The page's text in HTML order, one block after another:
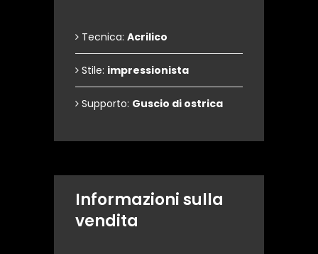
Tecnica: Acrilico
Stile: impressionista
Supporto: Guscio di ostrica
Informazioni sulla
vendita